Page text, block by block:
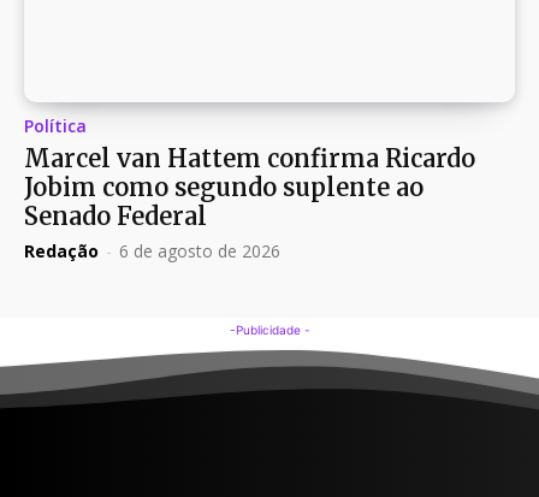
Política
Marcel van Hattem confirma Ricardo
Jobim como segundo suplente ao
Senado Federal
Redação - 6 de agosto de 2026
-Publicidade -